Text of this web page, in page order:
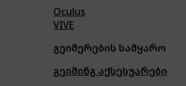
Oculus
VIVE
გეიმერების სამყარო
გეიმინგ აქსესუარები